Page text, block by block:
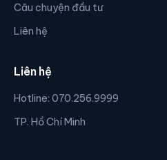
Câu chuyện đầu tư
Liên hệ
Liên hệ
Hotline: 070.256.9999
TP. Hồ Chí Minh